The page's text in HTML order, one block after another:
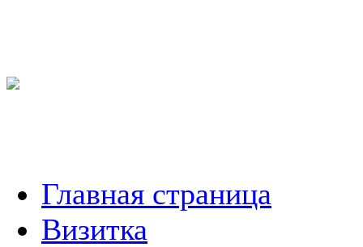
Главная страница
Визитка